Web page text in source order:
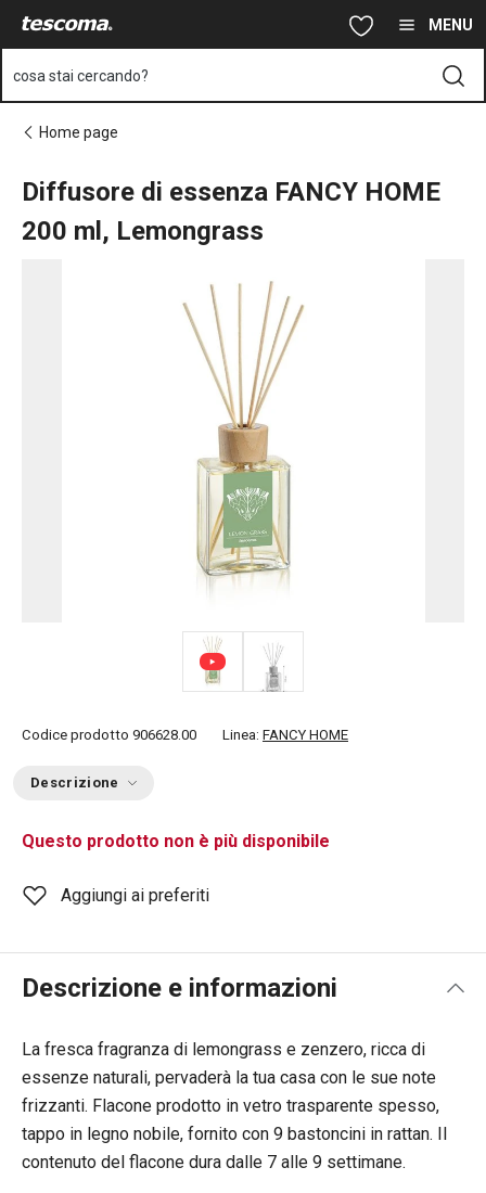
Vai al contenuto principale MENU
cosa stai cercando?
Home page
Diffusore di essenza FANCY HOME
200 ml, Lemongrass
Codice prodotto 906628.00 Linea: FANCY HOME
Descrizione
Questo prodotto non è più disponibile
Aggiungi ai preferiti
Descrizione e informazioni
La fresca fragranza di lemongrass e zenzero, ricca di
essenze naturali, pervaderà la tua casa con le sue note
frizzanti. Flacone prodotto in vetro trasparente spesso,
tappo in legno nobile, fornito con 9 bastoncini in rattan. Il
contenuto del flacone dura dalle 7 alle 9 settimane.